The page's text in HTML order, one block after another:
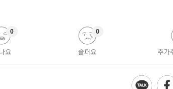
요
0
슬퍼요
0
추가